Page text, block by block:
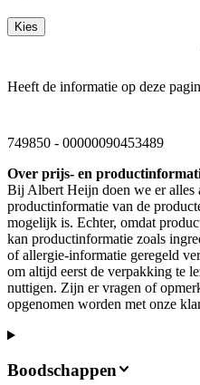
Kies
Heeft de informatie op deze
749850 - 00000090453489
Over prijs- en
Bij Albert Heijn doen we er alles
productinformatie van de
mogelijk is. Echter, omdat
kan productinformatie zoals
of allergie-informatie geregeld
om altijd eerst de verpakking te
nuttigen. Zijn er vragen of
opgenomen worden met onze
Boodschappen